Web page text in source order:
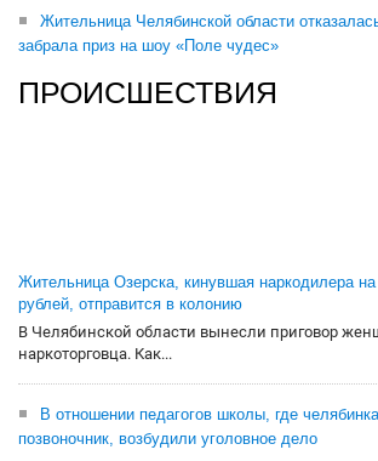
Жительница Челябинской области
забрала приз на шоу «Поле чудес»
ПРОИСШЕСТВИЯ
Жительница Озерска, кинувшая наркодилера
рублей, отправится в колонию
В Челябинской области вынесли приговор
наркоторговца. Как...
В отношении педагогов школы, где
позвоночник, возбудили уголовное дело